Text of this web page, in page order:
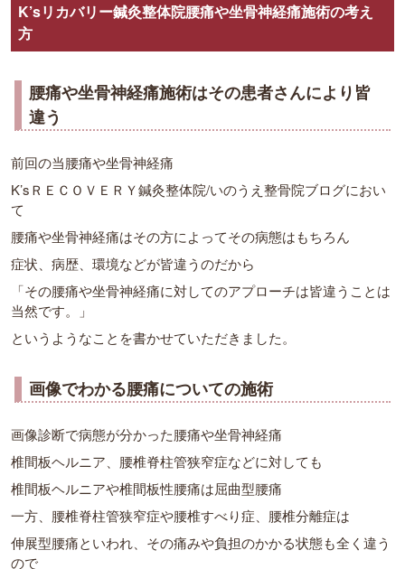
K’sリカバリー鍼灸整体院腰痛や坐骨神経痛施術の考え
方
腰痛や坐骨神経痛施術はその患者さんにより皆
違う
前回の当腰痛や坐骨神経痛
K’sＲＥＣＯＶＥＲＹ鍼灸整体院/いのうえ整骨院ブログにおい
て
腰痛や坐骨神経痛はその方によってその病態はもちろん
症状、病歴、環境などが皆違うのだから
「その腰痛や坐骨神経痛に対してのアプローチは皆違うことは
当然です。」
というようなことを書かせていただきました。
画像でわかる腰痛についての施術
画像診断で病態が分かった腰痛や坐骨神経痛
椎間板ヘルニア、腰椎脊柱管狭窄症などに対しても
椎間板ヘルニアや椎間板性腰痛は屈曲型腰痛
一方、腰椎脊柱管狭窄症や腰椎すべり症、腰椎分離症は
伸展型腰痛といわれ、その痛みや負担のかかる状態も全く違う
ので